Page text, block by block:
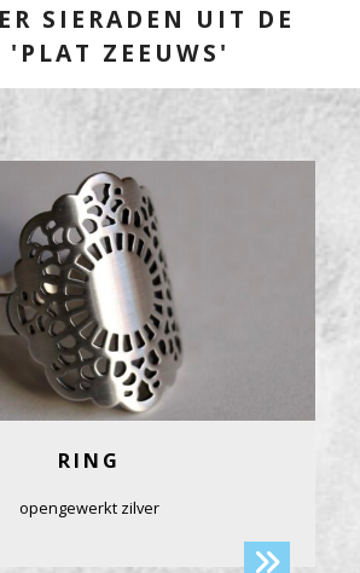
SIERADEN UIT DE
'PLAT ZEEUWS'
RING
opengewerkt zilver